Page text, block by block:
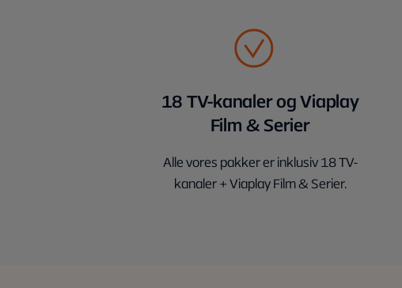
18 TV-kanaler og Viaplay
Film & Serier
Alle vores pakker er inklusiv 18 TV-
kanaler + Viaplay Film & Serier.